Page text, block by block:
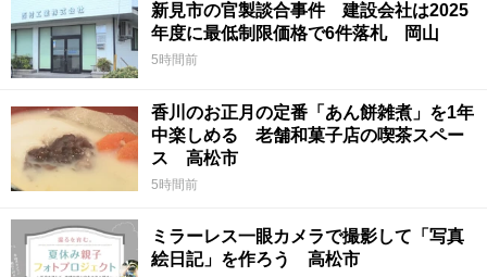
新見市の官製談合事件 建設会社は2025
年度に最低制限価格で6件落札 岡山
5時間前
香川のお正月の定番「あん餅雑煮」を1年
中楽しめる 老舗和菓子店の喫茶スペー
ス 高松市
5時間前
ミラーレス一眼カメラで撮影して「写真
絵日記」を作ろう 高松市